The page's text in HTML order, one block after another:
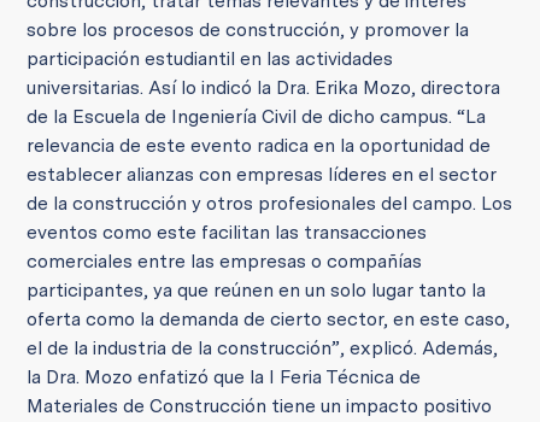
sobre los procesos de construcción, y promover la
participación estudiantil en las actividades
universitarias. Así lo indicó la Dra. Erika Mozo, directora
de la Escuela de Ingeniería Civil de dicho campus. “La
relevancia de este evento radica en la oportunidad de
establecer alianzas con empresas líderes en el sector
de la construcción y otros profesionales del campo. Los
eventos como este facilitan las transacciones
comerciales entre las empresas o compañías
participantes, ya que reúnen en un solo lugar tanto la
oferta como la demanda de cierto sector, en este caso,
el de la industria de la construcción”, explicó. Además,
la Dra. Mozo enfatizó que la I Feria Técnica de
Materiales de Construcción tiene un impacto positivo